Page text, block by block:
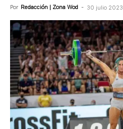
Por Redacción | Zona Wod - 30 julio 2023